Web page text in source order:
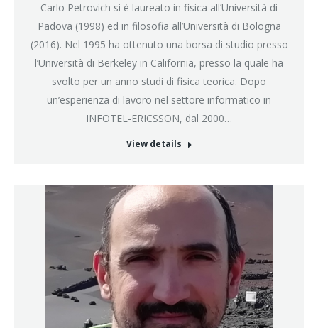
Carlo Petrovich si è laureato in fisica all’Università di
Padova (1998) ed in filosofia all’Università di Bologna
(2016). Nel 1995 ha ottenuto una borsa di studio presso
l’Università di Berkeley in California, presso la quale ha
svolto per un anno studi di fisica teorica. Dopo
un’esperienza di lavoro nel settore informatico in
INFOTEL-ERICSSON, dal 2000…
View details